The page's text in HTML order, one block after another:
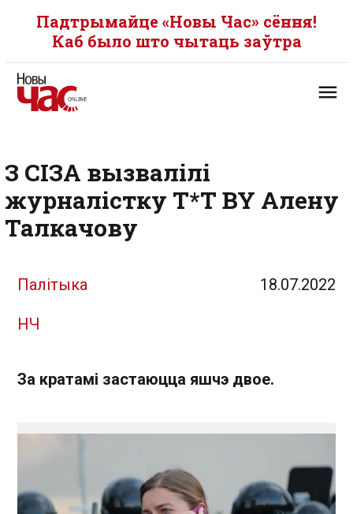
Падтрымайце «Новы Час» сёння!
Каб было што чытаць заўтра
З СІЗА вызвалілі
журналістку T*T BY Алену
Талкачову
Палітыка 18.07.2022
НЧ
За кратамі застаюцца яшчэ двое.